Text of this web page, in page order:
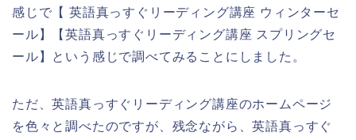
感じで【 英語真っすぐリーディング講座 ウィンターセ
ール】【英語真っすぐリーディング講座 スプリングセ
ール】という感じで調べてみることにしました。
ただ、英語真っすぐリーディング講座のホームページ
を色々と調べたのですが、残念ながら、英語真っすぐ